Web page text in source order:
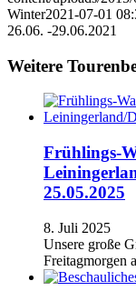
Winter2021-07-01
26.06. -29.06.2021
Weitere
Frühlings-
25.05.2025
8. Juli 2025
Unsere große
Freitagmorgen